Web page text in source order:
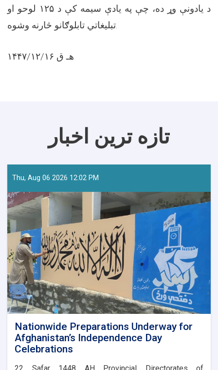
د یادونې وړ ده، چې په یادې سیمه کې د ۱۲۵ لوحو او
تبلیغاتي تابلوګانو څارنه وشوه.
۱۴۴۷/۱۲/۱۶ هـ ق
تازه ترین اخبار
Thu, Aug 06 2026 12:02 PM
Nationwide Preparations Underway for
Afghanistan’s Independence Day
Celebrations